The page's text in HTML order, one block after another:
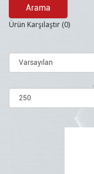
Ürün Karşılaştır (0)